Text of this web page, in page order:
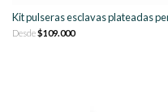
Kit pulseras esclavas plateadas
Desde$109.000